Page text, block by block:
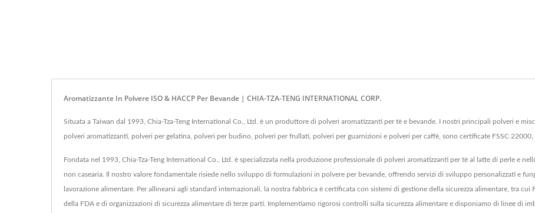
Aromatizzante In Polvere ISO & HACCP Per Bevande | CHIA-TZA-TENG INTERNATIONAL CORP.
Situata a Taiwan dal 1993, Chia-Tza-Teng International Co., Ltd. è un produttore di polveri aromatizzanti per tè e bevande. I nostri principali polveri e
polveri aromatizzanti, polveri per gelatina, polveri per budino, polveri per frullati, polveri per guarnizioni e polveri per caffè, sono certificate FSSC 22000,
Fondata nel 1993, Chia-Tza-Teng International Co., Ltd. è specializzata nella produzione professionale di polveri aromatizzanti per tè al latte di perle e
non casearia. Il nostro valore fondamentale risiede nello sviluppo di formulazioni in polvere per bevande, offrendo servizi di sviluppo personalizzati e
lavorazione alimentare. Per allinearsi agli standard internazionali, la nostra fabbrica è certificata con sistemi di gestione della sicurezza alimentare, tra
della FDA e di organizzazioni di sicurezza alimentare di terze parti. Implementiamo rigorosi controlli sulla sicurezza alimentare e disponiamo di linee di